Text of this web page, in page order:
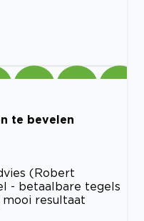
te bevelen
(Robert
- betaalbare tegels
resultaat